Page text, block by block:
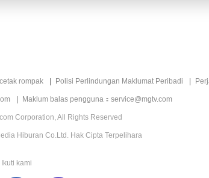
rompak Polisi Perlindungan Maklumat Peribadi
Maklum balas pengguna：service@mgtv.com
Corporation, All Rights Reserved
Hiburan Co.Ltd. Hak Cipta Terpelihara
Ikuti kami